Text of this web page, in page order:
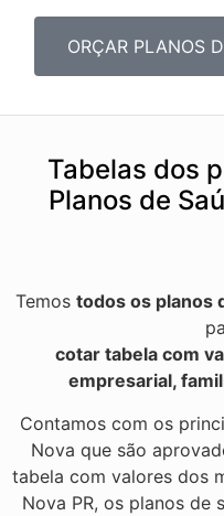
ORÇAR PLANOS
Tabelas dos
Planos de
Temos todos os planos
cotar tabela com
empresarial,
Contamos com os
Nova que são
tabela com valores dos
Nova PR, os planos de